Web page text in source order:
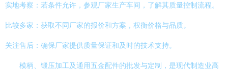
实地考察：若条件允许，参观厂家生产车间，了解其质量控制流程。
比较多家：获取不同厂家的报价和方案，权衡价格与品质。
关注售后：确保厂家提供质量保证和及时的技术支持。
模柄、锻压加工及通用五金配件的批发与定制，是现代制造业高